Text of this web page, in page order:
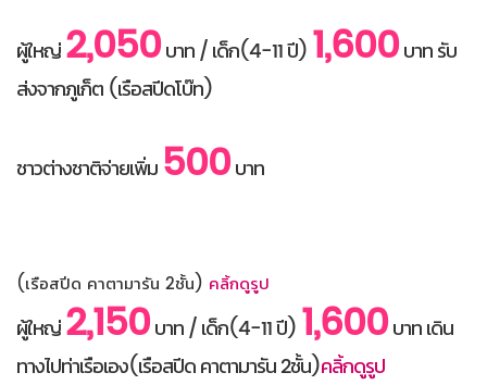
ผู้ใหญ่2,050บาท / เด็ก(4-11 ปี) 1,600บาท รับ
ส่งจากภูเก็ต (เรือสปีดโบ๊ท)
ชาวต่างชาติจ่ายเพิ่ม 500บาท
(เรือสปีด คาตามารัน 2ชั้น) คลิ้กดูรูป
ผู้ใหญ่2,150บาท / เด็ก(4-11 ปี) 1,600บาท เดิน
ทางไปท่าเรือเอง(เรือสปีด คาตามารัน 2ชั้น)คลิ้กดูรูป